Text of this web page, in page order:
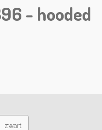
- hooded
zwart